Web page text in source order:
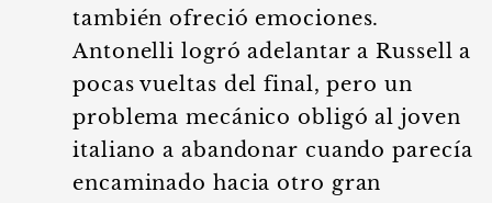
también ofreció emociones.
Antonelli logró adelantar a Russell a
pocas vueltas del final, pero un
problema mecánico obligó al joven
italiano a abandonar cuando parecía
encaminado hacia otro gran